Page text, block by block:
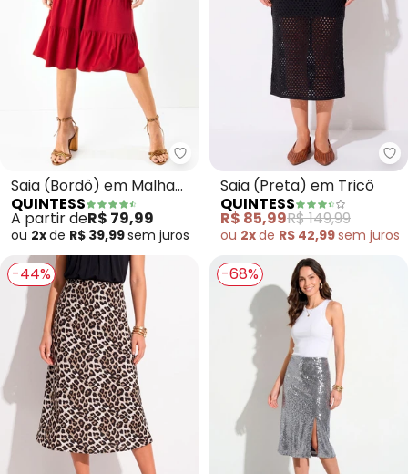
Quintess - Saia (Bordô) em
Saia (Bordô) em Malha
de Viscose
QUINTESS
A partir deR$ 79,99
ou 2xde R$ 39,99sem juros
Saia (Preta) em Tricô
QUINTESS
R$ 85,99R$ 149,99
ou 2xde R$ 42,99sem juros
-44% -68%